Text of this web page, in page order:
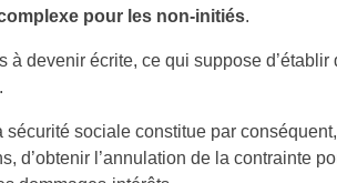
pour les non-initiés.
devenir écrite, ce qui suppose d’établir
sociale constitue par
d’obtenir l’annulation de la contrainte